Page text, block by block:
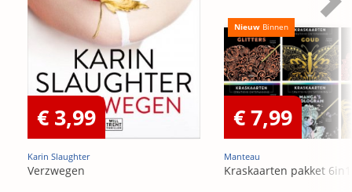
€ 3,99
Karin Slaughter
Verzwegen
Nieuw Binnen
€ 7,99
Manteau
Kraskaarten pakket 6in1